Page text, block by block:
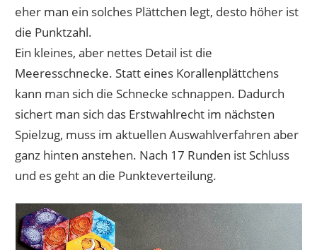
eher man ein solches Plättchen legt, desto höher ist
die Punktzahl.
Ein kleines, aber nettes Detail ist die
Meeresschnecke. Statt eines Korallenplättchens
kann man sich die Schnecke schnappen. Dadurch
sichert man sich das Erstwahlrecht im nächsten
Spielzug, muss im aktuellen Auswahlverfahren aber
ganz hinten anstehen. Nach 17 Runden ist Schluss
und es geht an die Punkteverteilung.